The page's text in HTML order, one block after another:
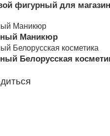
фигурный для
Маникюр
Белорусская